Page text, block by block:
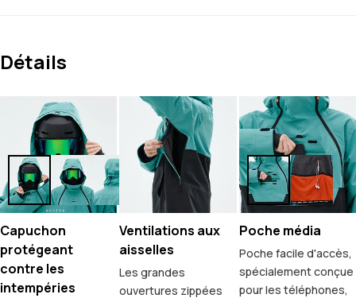
Détails
Capuchon
protégeant
contre les
intempéries
Ventilations aux
aisselles
Les grandes
ouvertures zippées
Poche média
Poche facile d'accès,
spécialement conçue
pour les téléphones,